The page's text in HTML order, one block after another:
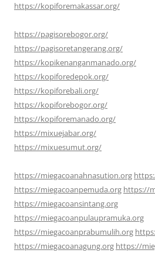
https://kopiforemakassar.org/
https://pagisorebogor.org/
https://pagisoretangerang.org/
https://kopikenanganmanado.org/
https://kopiforedepok.org/
https://kopiforebali.org/
https://kopiforebogor.org/
https://kopiforemanado.org/
https://mixuejabar.org/
https://mixuesumut.org/
https://miegacoanahnasution.org
https://miegacoanpemuda.org https://
https://miegacoansintang.org
https://miegacoanpulaupramuka.org
https://miegacoanprabumulih.org
https://miegacoanagung.org https://